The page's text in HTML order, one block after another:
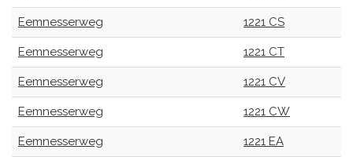
Eemnesserweg 1221 CS
Eemnesserweg 1221 CT
Eemnesserweg 1221 CV
Eemnesserweg 1221 CW
Eemnesserweg 1221 EA